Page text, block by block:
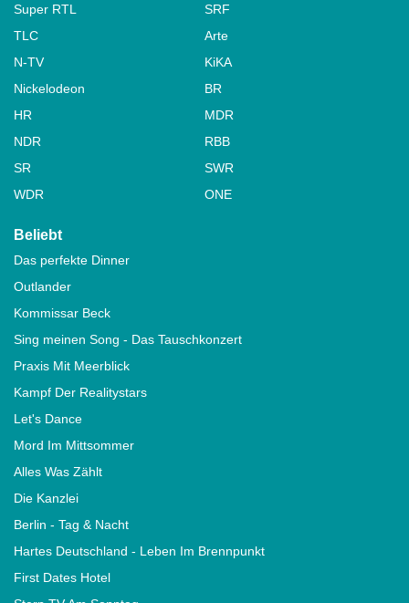
Super RTL
SRF
TLC
Arte
N-TV
KiKA
Nickelodeon
BR
HR
MDR
NDR
RBB
SR
SWR
WDR
ONE
Beliebt
Das perfekte Dinner
Outlander
Kommissar Beck
Sing meinen Song - Das Tauschkonzert
Praxis Mit Meerblick
Kampf Der Realitystars
Let's Dance
Mord Im Mittsommer
Alles Was Zählt
Die Kanzlei
Berlin - Tag & Nacht
Hartes Deutschland - Leben Im Brennpunkt
First Dates Hotel